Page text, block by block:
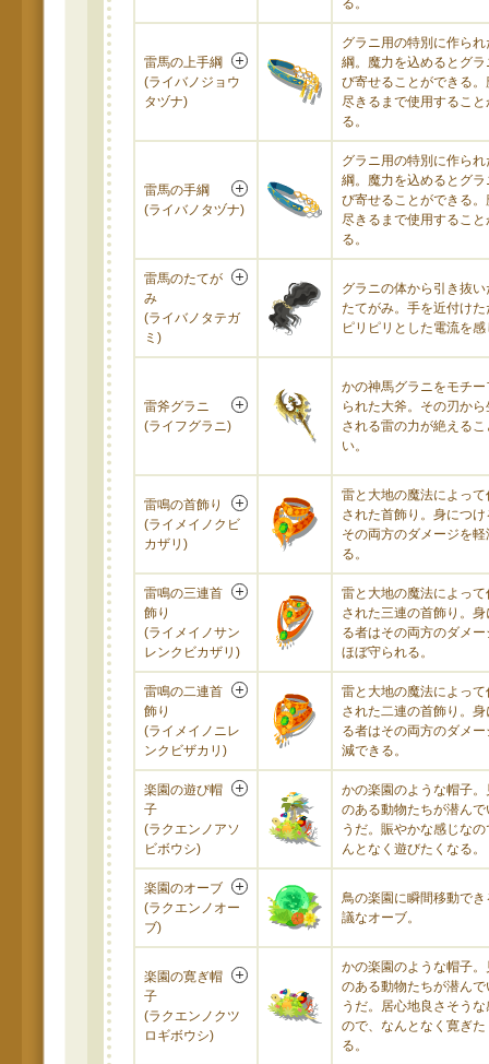
る。
雷馬の上手綱
(ライバノジョウ
タヅナ)
グラニ用の特別に作られ
綱。魔力を込めるとグラ
び寄せることができる。
尽きるまで使用すること
る。
雷馬の手綱
(ライバノタヅナ)
グラニ用の特別に作られ
綱。魔力を込めるとグラ
び寄せることができる。
尽きるまで使用すること
る。
雷馬のたてが
み
(ライバノタテガ
ミ)
グラニの体から引き抜い
たてがみ。手を近付けた
ピリピリとした電流を
雷斧グラニ
(ライフグラニ)
かの神馬グラニをモチー
られた大斧。その刃か
される雷の力が絶えるこ
い。
雷鳴の首飾り
(ライメイノクビ
カザリ)
雷と大地の魔法によって
された首飾り。身につけ
その両方のダメージを軽
る。
雷鳴の三連首
飾り
(ライメイノサン
レンクビカザリ)
雷と大地の魔法によって
された三連の首飾り。身
る者はその両方のダメー
ほぼ守られる。
雷鳴の二連首
飾り
(ライメイノニレ
ンクビザカリ)
雷と大地の魔法によって
された二連の首飾り。身
る者はその両方のダメー
減できる。
楽園の遊び帽
子
(ラクエンノアソ
ビボウシ)
かの楽園のような帽子。
のある動物たちが潜んで
うだ。賑やかな感じな
んとなく遊びたくなる。
楽園のオーブ
(ラクエンノオー
ブ)
鳥の楽園に瞬間移動でき
議なオーブ。
楽園の寛ぎ帽
子
(ラクエンノクツ
ロギボウシ)
かの楽園のような帽子。
のある動物たちが潜んで
うだ。居心地良さそう
ので、なんとなく寛ぎた
る。